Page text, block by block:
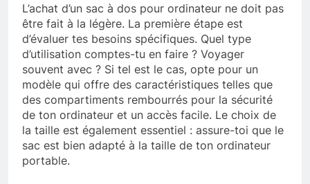
L’achat d’un sac à dos pour ordinateur ne doit pas
être fait à la légère. La première étape est
d’évaluer tes besoins spécifiques. Quel type
d’utilisation comptes-tu en faire ? Voyager
souvent avec ? Si tel est le cas, opte pour un
modèle qui offre des caractéristiques telles que
des compartiments rembourrés pour la sécurité
de ton ordinateur et un accès facile. Le choix de
la taille est également essentiel : assure-toi que le
sac est bien adapté à la taille de ton ordinateur
portable.